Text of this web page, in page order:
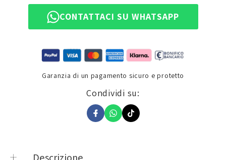
CONTATTACI SU WHATSAPP
Garanzia di un pagamento sicuro e protetto
Condividi su:
Descrizione